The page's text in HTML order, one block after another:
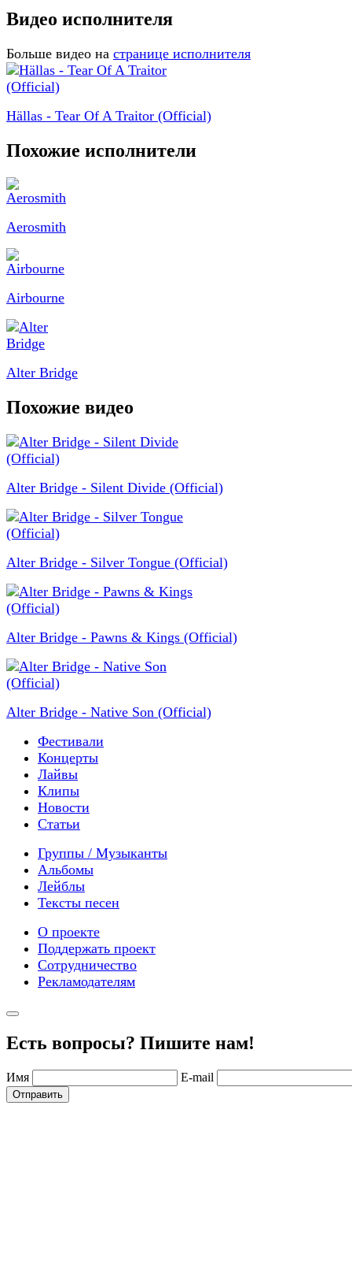
Видео исполнителя
Больше видео на странице исполнителя
Hällas - Tear Of A Traitor (Official)
Похожие исполнители
Aerosmith
Airbourne
Alter Bridge
Похожие видео
Alter Bridge - Silent Divide (Official)
Alter Bridge - Silver Tongue (Official)
Alter Bridge - Pawns & Kings (Official)
Alter Bridge - Native Son (Official)
Фестивали
Концерты
Лайвы
Клипы
Новости
Статьи
Группы / Музыканты
Альбомы
Лейблы
Тексты песен
О проекте
Поддержать проект
Сотрудничество
Рекламодателям
Есть вопросы? Пишите нам!
Имя E-mail